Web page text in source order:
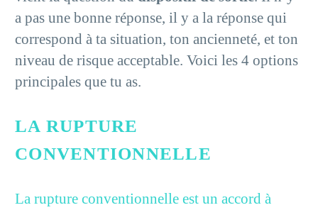
a pas une bonne réponse, il y a la réponse qui
correspond à ta situation, ton ancienneté, et ton
niveau de risque acceptable. Voici les 4 options
principales que tu as.
LA RUPTURE
CONVENTIONNELLE
La rupture conventionnelle est un accord à